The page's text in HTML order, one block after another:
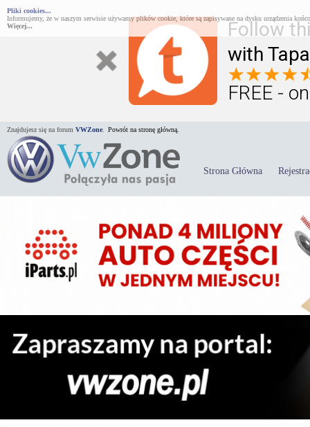
Follow
with
FREE -
Pliki cookies...
Informujemy, że w naszym serwisie używamy plików cookie, które są zapisywane na dysku urządzenia
Więcej...
Znajdujesz się na forum VWZone Powrót na stronę główną.
Strona Główna